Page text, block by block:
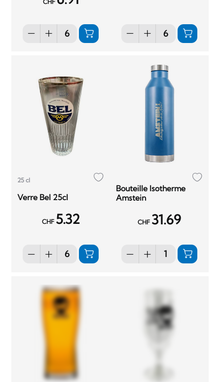
CHF
25 cl
Verre Bel 25cl
CHF 5.32
Bouteille Isotherme
Amstein
CHF 31.69